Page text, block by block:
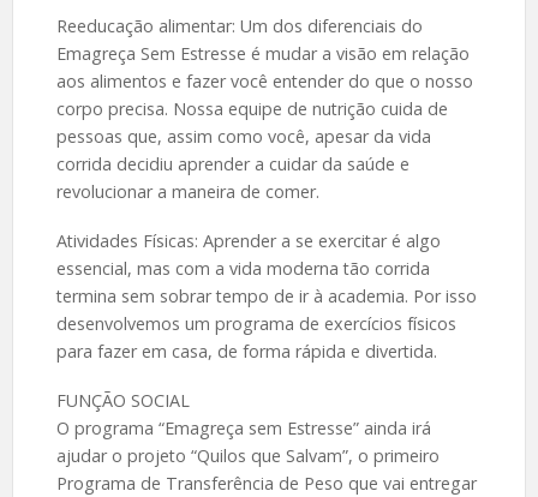
Reeducação alimentar: Um dos diferenciais do
Emagreça Sem Estresse é mudar a visão em relação
aos alimentos e fazer você entender do que o nosso
corpo precisa. Nossa equipe de nutrição cuida de
pessoas que, assim como você, apesar da vida
corrida decidiu aprender a cuidar da saúde e
revolucionar a maneira de comer.
Atividades Físicas: Aprender a se exercitar é algo
essencial, mas com a vida moderna tão corrida
termina sem sobrar tempo de ir à academia. Por isso
desenvolvemos um programa de exercícios físicos
para fazer em casa, de forma rápida e divertida.
FUNÇÃO SOCIAL
O programa “Emagreça sem Estresse” ainda irá
ajudar o projeto “Quilos que Salvam”, o primeiro
Programa de Transferência de Peso que vai entregar